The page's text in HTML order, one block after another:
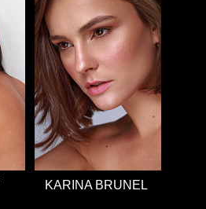
KARINA BRUNEL